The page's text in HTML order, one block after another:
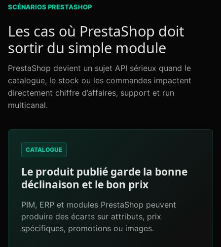
SCÉNARIOS PRESTASHOP
Les cas où PrestaShop doit
sortir du simple module
PrestaShop devient un sujet API sérieux quand le
catalogue, le stock ou les commandes impactent
directement chiffre d’affaires, support et run
multicanal.
CATALOGUE
Le produit publié garde la bonne
déclinaison et le bon prix
PIM, ERP et modules PrestaShop peuvent
produire des écarts sur attributs, prix
spécifiques, promotions ou images.